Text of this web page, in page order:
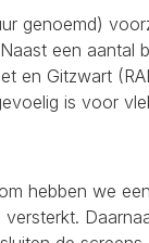
genoemd)
een aantal
en Gitzwart
is voor
hebben we